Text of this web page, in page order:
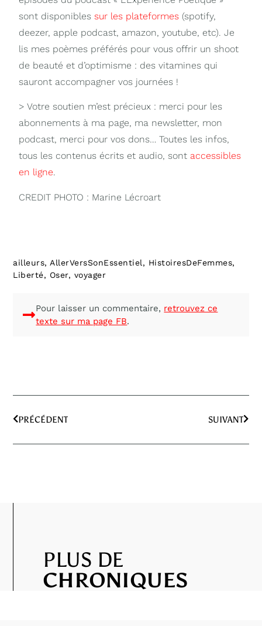
sont disponiblessur les plateformes (spotify,
deezer, apple podcast, amazon, youtube, etc). Je
lis mes poèmes préférés pour vous offrir un shoot
de beauté et d’optimisme : des vitamines qui
sauront accompagner vos journées !
> Votre soutien m’est précieux : merci pour les
abonnements à ma page, ma newsletter, mon
podcast, merci pour vos dons… Toutes les infos,
tous les contenus écrits et audio, sont accessibles
en ligne.
CREDIT PHOTO : Marine Lécroart
ailleurs, AllerVersSonEssentiel, HistoiresDeFemmes,
Liberté, Oser, voyager
Pour laisser un commentaire, retrouvez ce
texte sur ma page FB.
PRÉCÉDENT SUIVANT
PLUS DE
CHRONIQUES